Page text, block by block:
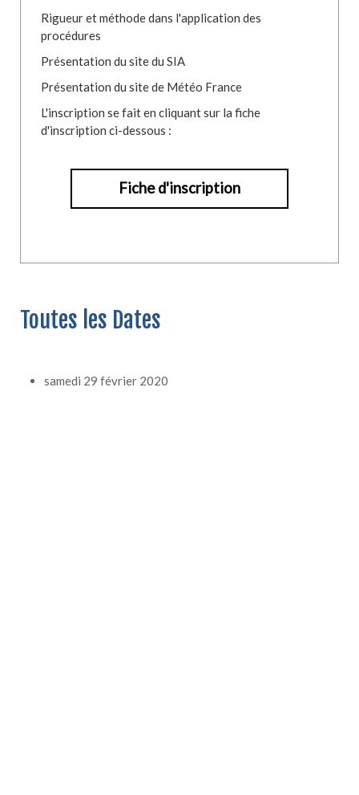
Rigueur et méthode dans l'application des
procédures
Présentation du site du SIA
Présentation du site de Météo France
L'inscription se fait en cliquant sur la fiche
d'inscription ci-dessous :
Fiche d'inscription
Toutes les Dates
samedi 29 février 2020